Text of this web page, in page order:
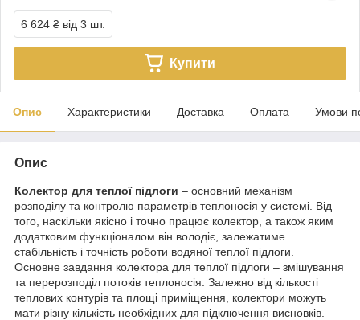
6 624 ₴ від 3 шт.
Купити
Опис Характеристики Доставка Оплата Умови
Опис
Колектор для теплої підлоги – основний механізм
розподілу та контролю параметрів теплоносія у системі. Від
того, наскільки якісно і точно працює колектор, а також яким
додатковим функціоналом він володіє, залежатиме
стабільність і точність роботи водяної теплої підлоги.
Основне завдання колектора для теплої підлоги – змішування
та перерозподіл потоків теплоносія. Залежно від кількості
теплових контурів та площі приміщення, колектори можуть
мати різну кількість необхідних для підключення висновків.